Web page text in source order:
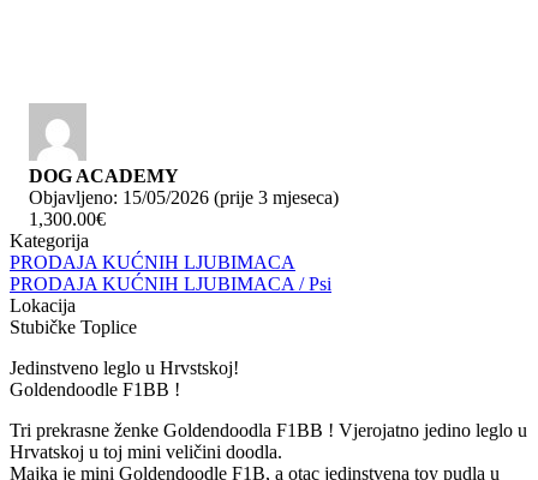
DOG ACADEMY
Objavljeno: 15/05/2026 (prije 3 mjeseca)
1,300.00€
Kategorija
PRODAJA KUĆNIH LJUBIMACA
PRODAJA KUĆNIH LJUBIMACA / Psi
Lokacija
Stubičke Toplice
Jedinstveno leglo u Hrvstskoj!
Goldendoodle F1BB !
Tri prekrasne ženke Goldendoodla F1BB ! Vjerojatno jedino leglo u
Hrvatskoj u toj mini veličini doodla.
Majka je mini Goldendoodle F1B, a otac jedinstvena toy pudla u